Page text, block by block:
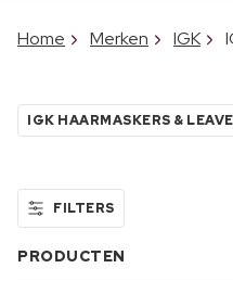
Home Merken IGK
IGK HAARMASKERS &
FILTERS
PRODUCTEN